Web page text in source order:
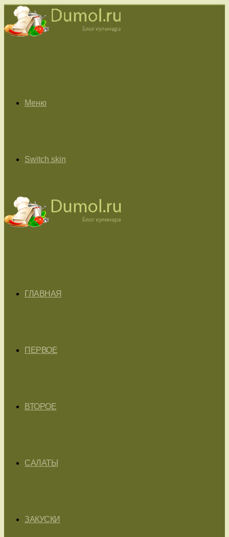
Меню
Switch skin
ГЛАВНАЯ
ПЕРВОЕ
ВТОРОЕ
САЛАТЫ
ЗАКУСКИ